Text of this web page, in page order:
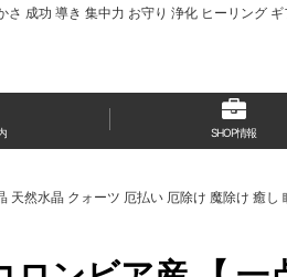
成功 導き 集中力 お守り 浄化 ヒーリング
SHOP情報
然水晶 クォーツ 厄払い 厄除け 魔除け 癒